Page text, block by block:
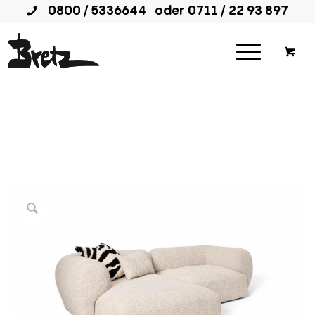
0800 / 5336644 oder 0711 / 22 93 897